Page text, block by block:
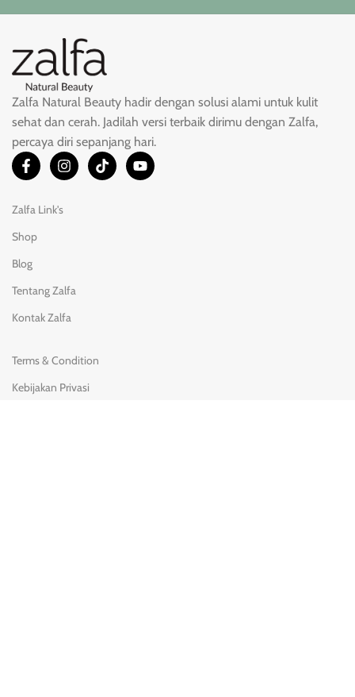
Zalfa Natural Beauty hadir dengan solusi alami untuk kulit
sehat dan cerah. Jadilah versi terbaik dirimu dengan Zalfa,
percaya diri sepanjang hari.
Zalfa Link's
Shop
Blog
Tentang Zalfa
Kontak Zalfa
Terms & Condition
Kebijakan Privasi